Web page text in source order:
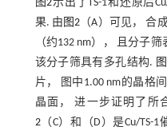
图2示出了TS-1和还原后
果. 由 图2 （A）可见， 合
（约132 nm）， 且分子
该分子筛具有多孔结构.
片， 图中1.00 nm的晶格
晶面， 进一步证明了所
2（C）和（D）是Cu/TS-